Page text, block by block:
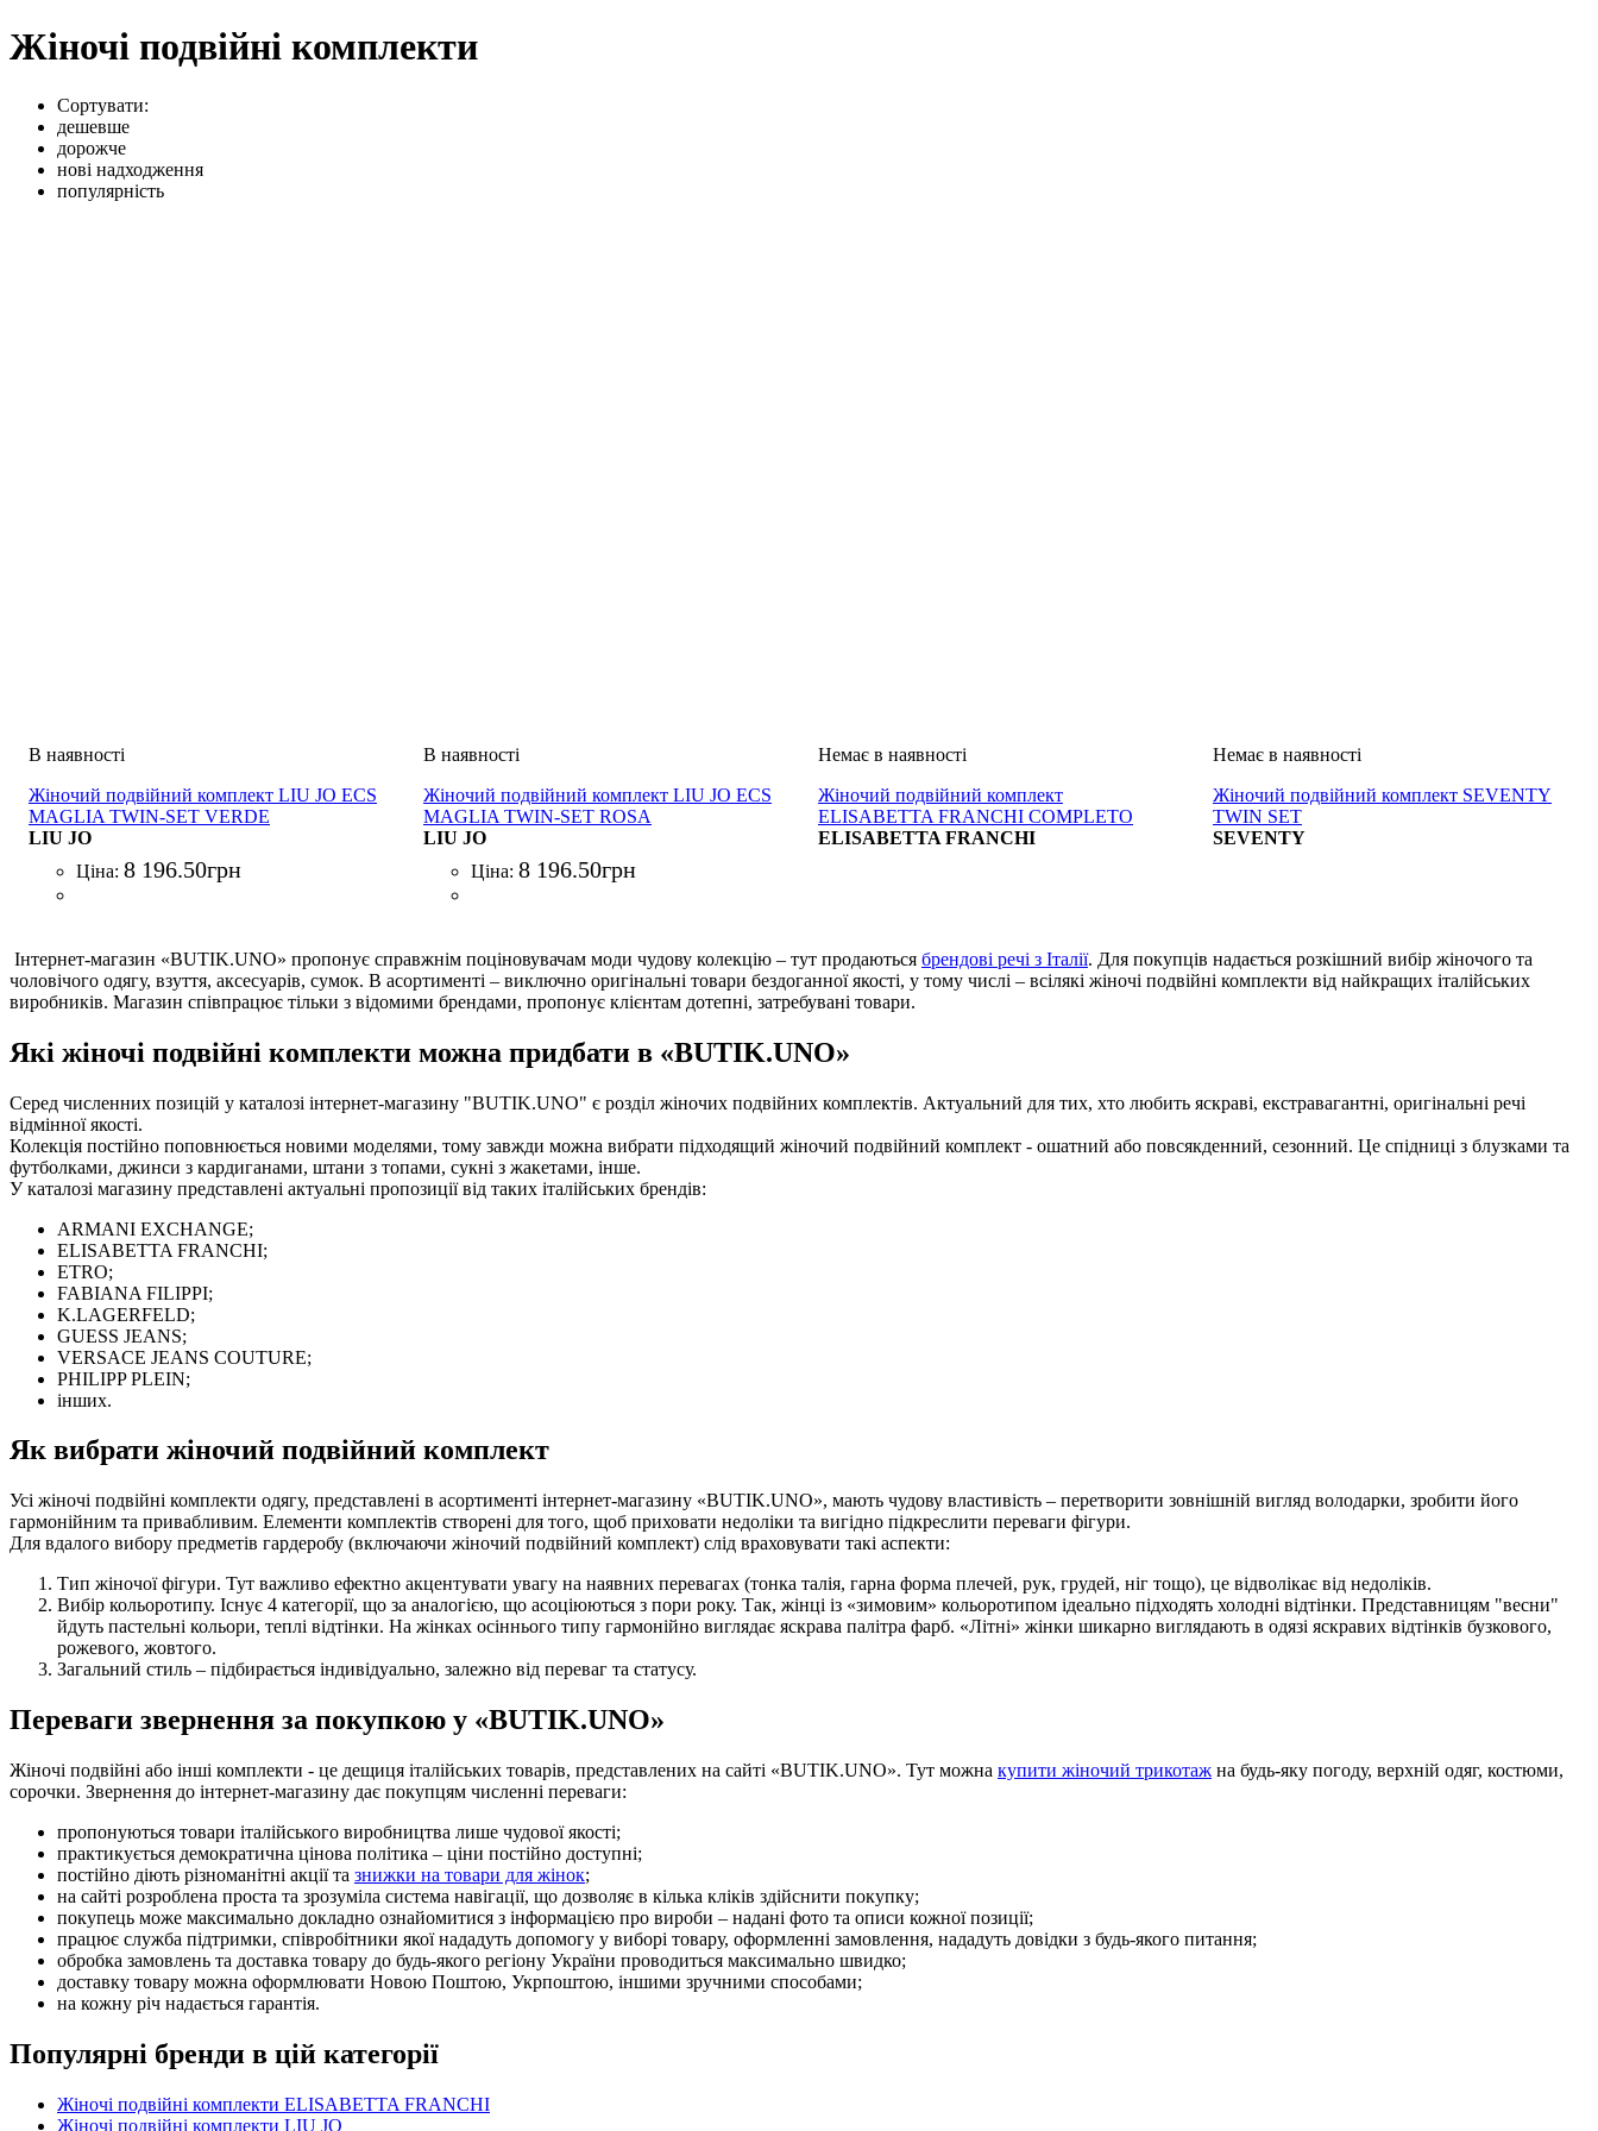
Жіночі подвійні комплекти
Сортувати:
дешевше
дорожче
нові надходження
популярність
Жіночий подвійний комплект LIU JO ECS
MAGLIA TWIN-SET VERDE
LIU JO
Ціна: 8 196.50грн
Жіночий подвійний комплект LIU JO ECS
MAGLIA TWIN-SET ROSA
LIU JO
Ціна: 8 196.50грн
Жіночий подвійний комплект
ELISABETTA FRANCHI COMPLETO
ELISABETTA FRANCHI
Жіночий подвійний комплект SEVENTY
TWIN SET
SEVENTY
Інтернет-магазин «BUTIK.UNO» пропонує справжнім поціновувачам моди чудову колекцію – тут продаються брендові речі з Італії. Для покупців надається розкішний вибір жіночого та
чоловічого одягу, взуття, аксесуарів, сумок. В асортименті – виключно оригінальні товари бездоганної якості, у тому числі – всілякі жіночі подвійні комплекти від найкращих італійських
виробників. Магазин співпрацює тільки з відомими брендами, пропонує клієнтам дотепні, затребувані товари.
Які жіночі подвійні комплекти можна придбати в «BUTIK.UNO»
Серед численних позицій у каталозі інтернет-магазину "BUTIK.UNO" є розділ жіночих подвійних комплектів. Актуальний для тих, хто любить яскраві, екстравагантні, оригінальні речі
відмінної якості.
Колекція постійно поповнюється новими моделями, тому завжди можна вибрати підходящий жіночий подвійний комплект - ошатний або повсякденний, сезонний. Це спідниці з блузками та
футболками, джинси з кардиганами, штани з топами, сукні з жакетами, інше.
У каталозі магазину представлені актуальні пропозиції від таких італійських брендів:
ARMANI EXCHANGE;
ELISABETTA FRANCHI;
ETRO;
FABIANA FILIPPI;
K.LAGERFELD;
GUESS JEANS;
VERSACE JEANS COUTURE;
PHILIPP PLEIN;
інших.
Як вибрати жіночий подвійний комплект
Усі жіночі подвійні комплекти одягу, представлені в асортименті інтернет-магазину «BUTIK.UNO», мають чудову властивість – перетворити зовнішній вигляд володарки, зробити його
гармонійним та привабливим. Елементи комплектів створені для того, щоб приховати недоліки та вигідно підкреслити переваги фігури.
Для вдалого вибору предметів гардеробу (включаючи жіночий подвійний комплект) слід враховувати такі аспекти:
Тип жіночої фігури. Тут важливо ефектно акцентувати увагу на наявних перевагах (тонка талія, гарна форма плечей, рук, грудей, ніг тощо), це відволікає від недоліків.
Вибір кольоротипу. Існує 4 категорії, що за аналогією, що асоціюються з пори року. Так, жінці із «зимовим» кольоротипом ідеально підходять холодні відтінки. Представницям "весни"
йдуть пастельні кольори, теплі відтінки. На жінках осіннього типу гармонійно виглядає яскрава палітра фарб. «Літні» жінки шикарно виглядають в одязі яскравих відтінків бузкового,
рожевого, жовтого.
Загальний стиль – підбирається індивідуально, залежно від переваг та статусу.
Переваги звернення за покупкою у «BUTIK.UNO»
Жіночі подвійні або інші комплекти - це дещиця італійських товарів, представлених на сайті «BUTIK.UNO». Тут можна купити жіночий трикотаж на будь-яку погоду, верхній одяг, костюми,
сорочки. Звернення до інтернет-магазину дає покупцям численні переваги:
пропонуються товари італійського виробництва лише чудової якості;
практикується демократична цінова політика – ціни постійно доступні;
постійно діють різноманітні акції та знижки на товари для жінок;
на сайті розроблена проста та зрозуміла система навігації, що дозволяє в кілька кліків здійснити покупку;
покупець може максимально докладно ознайомитися з інформацією про вироби – надані фото та описи кожної позиції;
працює служба підтримки, співробітники якої нададуть допомогу у виборі товару, оформленні замовлення, нададуть довідки з будь-якого питання;
обробка замовлень та доставка товару до будь-якого регіону України проводиться максимально швидко;
доставку товару можна оформлювати Новою Поштою, Укрпоштою, іншими зручними способами;
на кожну річ надається гарантія.
Популярні бренди в цій категорії
Жіночі подвійні комплекти ELISABETTA FRANCHI
Жіночі подвійні комплекти LIU JO